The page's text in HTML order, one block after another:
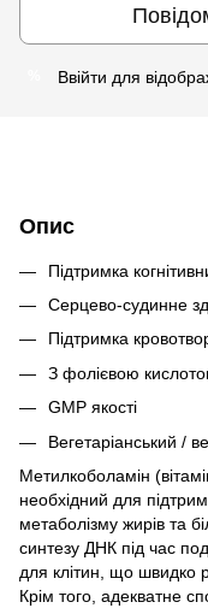
Ввійти для
Опис
Підтримка
Серцево-судинне
Підтримка
З фолієвою
GMP якості
Вегетаріанський /
Метилкоболамін
необхідний для
метаболізму жирів та
синтезу ДНК під час
для клітин, що швидко
Крім того, адекватне